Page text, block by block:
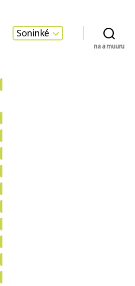
Soninké
na a muuru